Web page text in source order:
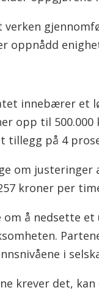
verken
oppnådd
innebærer et
opp til
tillegg på 4
om
kroner per
om å nedsette
i
krever det,